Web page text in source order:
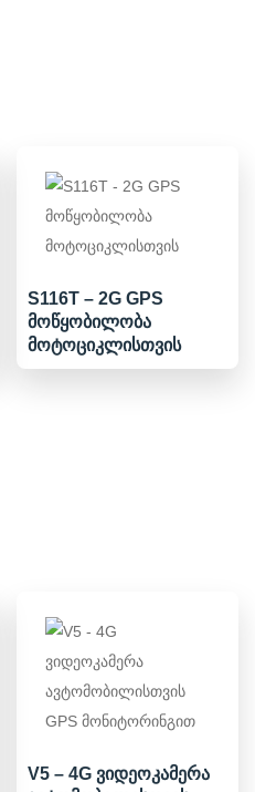
S116T – 2G GPS
მოწყობილობა
მოტოციკლისთვის
V5 – 4G ვიდეოკამერა